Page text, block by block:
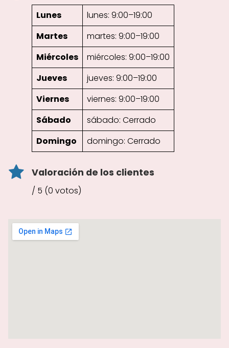
Lunes
lunes: 9:00–19:00
Martes
martes: 9:00–19:00
Miércoles
miércoles: 9:00–19:00
Jueves
jueves: 9:00–19:00
Viernes
viernes: 9:00–19:00
Sábado
sábado: Cerrado
Domingo
domingo: Cerrado
Valoración de los clientes
/ 5 (0 votos)